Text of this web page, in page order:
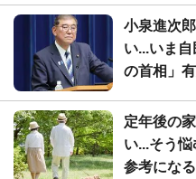
小泉進次
い...いま
の首相」
定年後の
い...そう
参考にな